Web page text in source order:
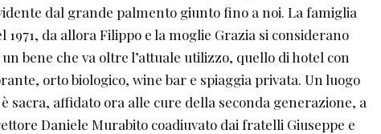
dal grande palmento giunto fino a noi. La famiglia
da allora Filippo e la moglie Grazia si considerano
bene che va oltre l’attuale utilizzo, quello di hotel con
orto biologico, wine bar e spiaggia privata. Un luogo
è sacra, affidato ora alle cure della seconda generazione, a
Daniele Murabito coadiuvato dai fratelli Giuseppe e